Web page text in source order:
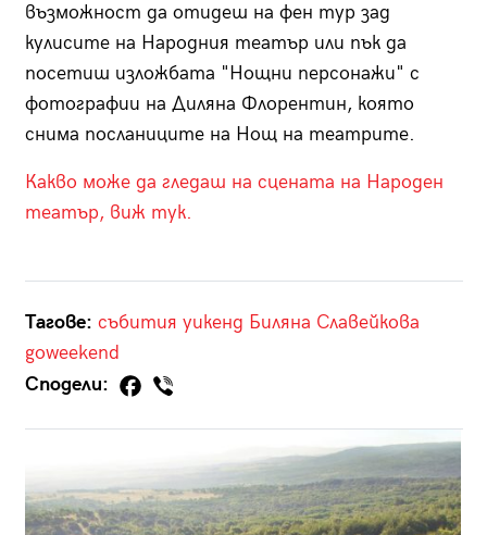
възможност да отидеш на фен тур зад
кулисите на Народния театър или пък да
посетиш изложбата "Нощни персонажи" с
фотографии на Диляна Флорентин, която
снима посланиците на Нощ на театрите.
Какво може да гледаш на сцената на Народен
театър, виж тук.
Тагове: събития уикенд Биляна Славейкова
goweekend
Сподели: